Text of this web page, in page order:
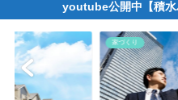
youtube公開中【積水
家づくり